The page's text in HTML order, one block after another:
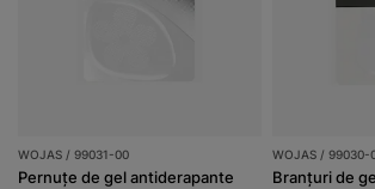
WOJAS / 99031-00
Pernuțe de gel antiderapante
WOJAS / 99030-
Branțuri de